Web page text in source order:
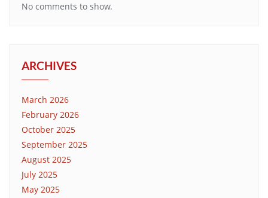
No comments to show.
ARCHIVES
March 2026
February 2026
October 2025
September 2025
August 2025
July 2025
May 2025